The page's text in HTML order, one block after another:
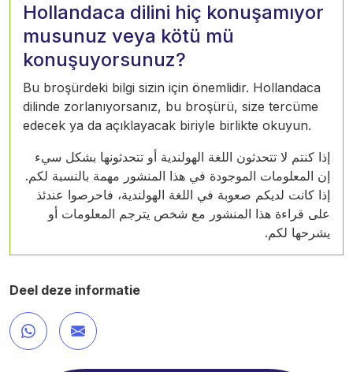
Hollandaca dilini hiç konuşamıyor
musunuz veya kötü mü
konuşuyorsunuz?
Bu broşürdeki bilgi sizin için önemlidir. Hollandaca
dilinde zorlanıyorsanız, bu broşürü, size tercüme
edecek ya da açıklayacak biriyle birlikte okuyun.
إذا كنتم لا تتحدثون اللغة الهولندية أو تتحدثونها بشكل سيء
إن المعلومات الموجودة في هذا المنشور مهمة بالنسبة لكم.
إذا كانت لديكم صعوبة في اللغة الهولندية، فاحرصوا عندئذ
على قراءة هذا المنشور مع شخص يترجم المعلومات أو
يشرحها لكم.
Deel deze informatie